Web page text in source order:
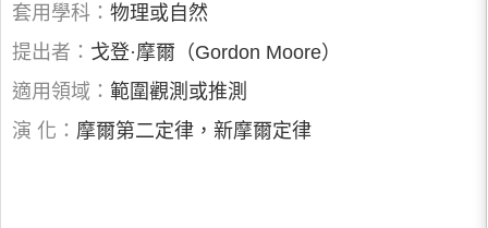
套用學科： 物理或自然
提出者： 戈登·摩爾（Gordon Moore）
適用領域： 範圍觀測或推測
演 化： 摩爾第二定律，新摩爾定律